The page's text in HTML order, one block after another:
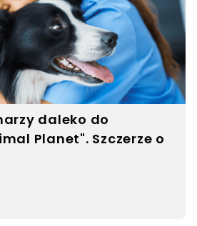
Post udostępniony przez Agnieszka Samolej (@oczamipsa.pl)
daleko do
Planet". Szczerze o